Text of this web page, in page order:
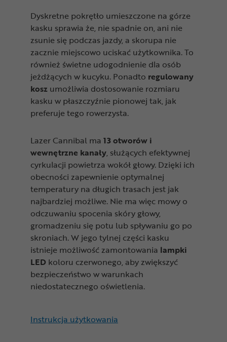
Dyskretne pokrętło umieszczone na górze
kasku sprawia że, nie spadnie on, ani nie
zsunie się podczas jazdy, a skorupa nie
zacznie miejscowo uciskać użytkownika. To
również świetne udogodnienie dla osób
jeżdżących w kucyku. Ponadto regulowany
kosz umożliwia dostosowanie rozmiaru
kasku w płaszczyźnie pionowej tak, jak
preferuje tego rowerzysta.
Lazer Cannibal ma 13 otworów i
wewnętrzne kanały, służących efektywnej
cyrkulacji powietrza wokół głowy. Dzięki ich
obecności zapewnienie optymalnej
temperatury na długich trasach jest jak
najbardziej możliwe. Nie ma więc mowy o
odczuwaniu spocenia skóry głowy,
gromadzeniu się potu lub spływaniu go po
skroniach. W jego tylnej części kasku
istnieje możliwość zamontowania lampki
LED koloru czerwonego, aby zwiększyć
bezpieczeństwo w warunkach
niedostatecznego oświetlenia.
Instrukcja użytkowania